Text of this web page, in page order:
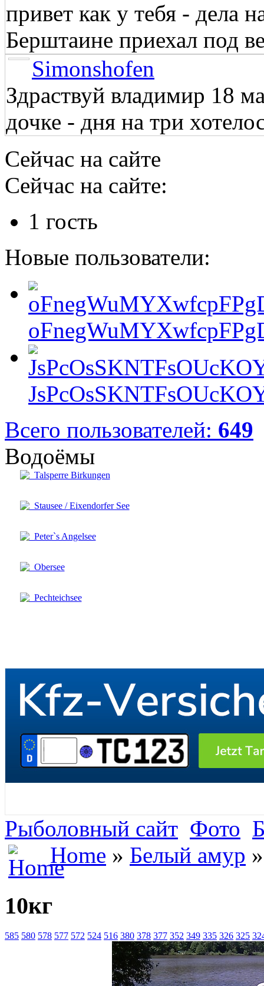
привет как у тебя - дела
Берштаине приехал под
Simonshofen
Здраствуй владимир 18
дочке - дня на три
Сейчас на сайте
Сейчас на сайте:
1 гость
Новые пользователи:
Всего пользователей: 649
Водоёмы
Talsperre Birkungen
Stausee / Eixendorfer See
Peter`s Angelsee
Obersee
Pechteichsee
Рыболовный сайт Фото
Home » Белый амур
10кг
585 580 578 577 572 524 516 380 378 377 352 349 335 326 325